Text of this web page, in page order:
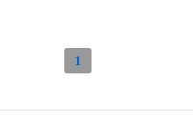
1